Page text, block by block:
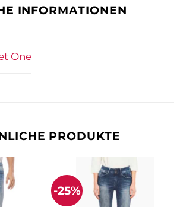
INFORMATIONEN
One
PRODUKTE
-25%